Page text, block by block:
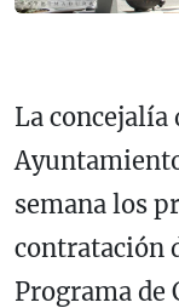
La concejalía
semana los
contratación
Programa de